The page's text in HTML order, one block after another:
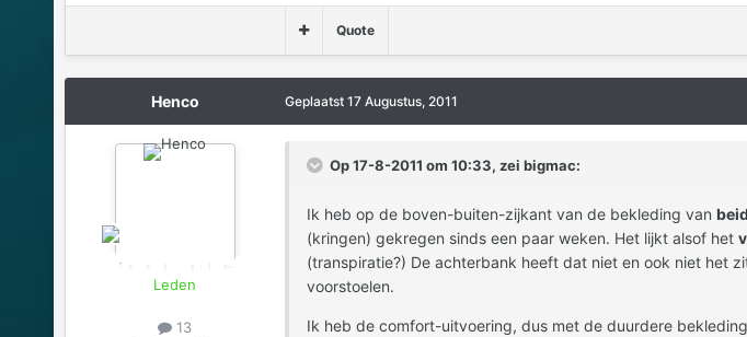
Quote
Henco
Leden
13
Geplaatst 17 Augustus, 2011
Op 17-8-2011 om 10:33, zei bigmac:
Ik heb op de boven-buiten-zijkant van de bekleding van
(kringen) gekregen sinds een paar weken. Het lijkt alsof het
(transpiratie?) De achterbank heeft dat niet en ook niet het
voorstoelen.
Ik heb de comfort-uitvoering, dus met de duurdere